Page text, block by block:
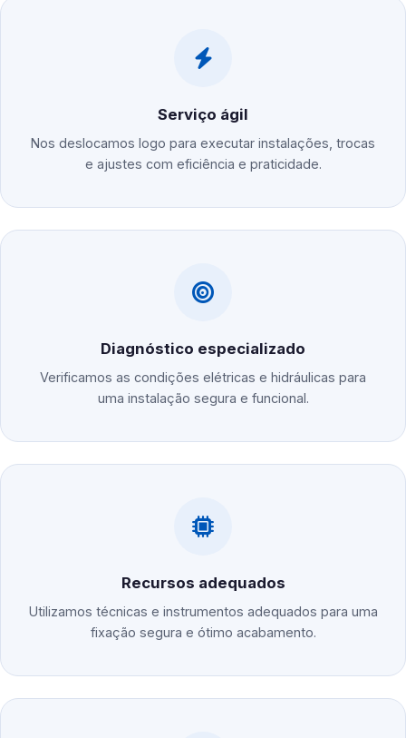
Serviço ágil
Nos deslocamos logo para executar instalações, trocas
e ajustes com eficiência e praticidade.
Diagnóstico especializado
Verificamos as condições elétricas e hidráulicas para
uma instalação segura e funcional.
Recursos adequados
Utilizamos técnicas e instrumentos adequados para uma
fixação segura e ótimo acabamento.